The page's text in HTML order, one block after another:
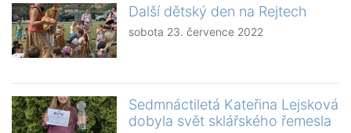
Další dětský den na Rejtech
sobota 23. července 2022
Sedmnáctiletá Kateřina Lejsková
dobyla svět sklářského řemesla